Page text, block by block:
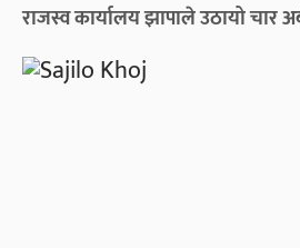
राजस्व कार्यालय झापाले उठायो चार